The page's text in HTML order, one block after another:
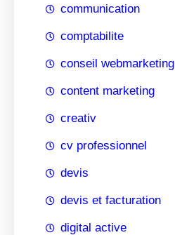
communication
comptabilite
conseil webmarketing
content marketing
creativ
cv professionnel
devis
devis et facturation
digital active